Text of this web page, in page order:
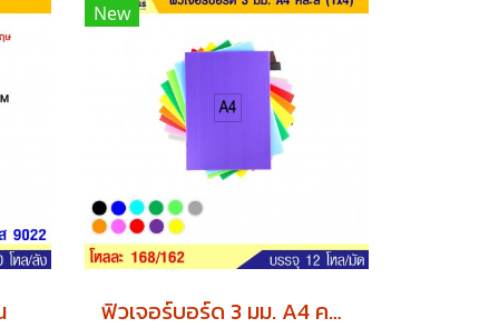
New
ฟิวเจอร์บอร์ด 3 มม. A4 คละสี (1x4) x12 แพค